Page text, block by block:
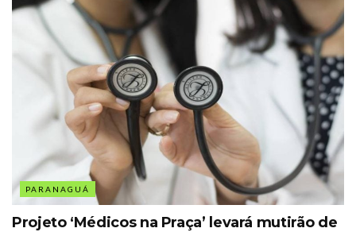
PARANAGUÁ
Projeto ‘Médicos na Praça’ levará mutirão de